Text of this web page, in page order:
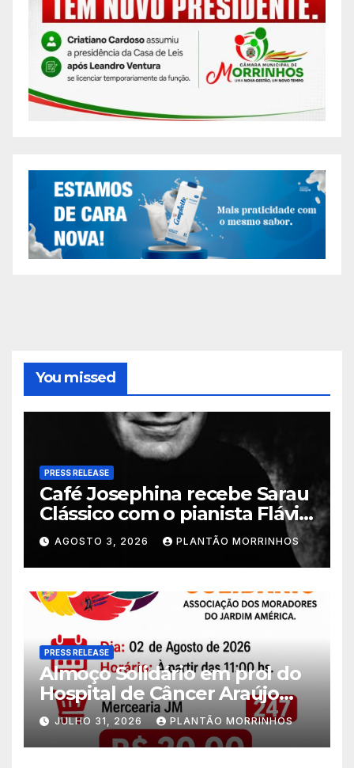
You missed
PRESS RELEASE
Café Josephina recebe Sarau
Clássico com o pianista Flávio
Varani nesta terça-feira
AGOSTO 3, 2026 PLANTÃO MORRINHOS
PRESS RELEASE
Almoço Solidário em prol do
Hospital de Câncer Araújo
Jorge é realizado no Jardim
América
JULHO 31, 2026 PLANTÃO MORRINHOS